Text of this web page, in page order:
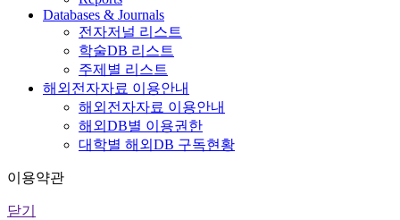
Databases & Journals
전자저널 리스트
학술DB 리스트
주제별 리스트
해외전자자료 이용안내
해외전자자료 이용안내
해외DB별 이용권한
대학별 해외DB 구독현황
이용약관
닫기